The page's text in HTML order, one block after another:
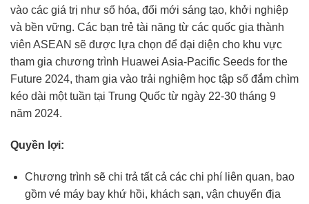
vào các giá trị như số hóa, đổi mới sáng tạo, khởi nghiệp
và bền vững. Các bạn trẻ tài năng từ các quốc gia thành
viên ASEAN sẽ được lựa chọn để đại diện cho khu vực
tham gia chương trình Huawei Asia-Pacific Seeds for the
Future 2024, tham gia vào trải nghiệm học tập số đắm chìm
kéo dài một tuần tại Trung Quốc từ ngày 22-30 tháng 9
năm 2024.
Quyền lợi:
Chương trình sẽ chi trả tất cả các chi phí liên quan, bao
gồm vé máy bay khứ hồi, khách sạn, vận chuyển địa